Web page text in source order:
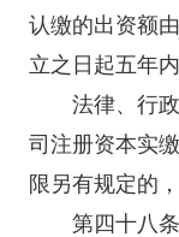
认缴的出资额
立之日起五年内
法律、行政
司注册资本实
限另有规定的
第四十八条